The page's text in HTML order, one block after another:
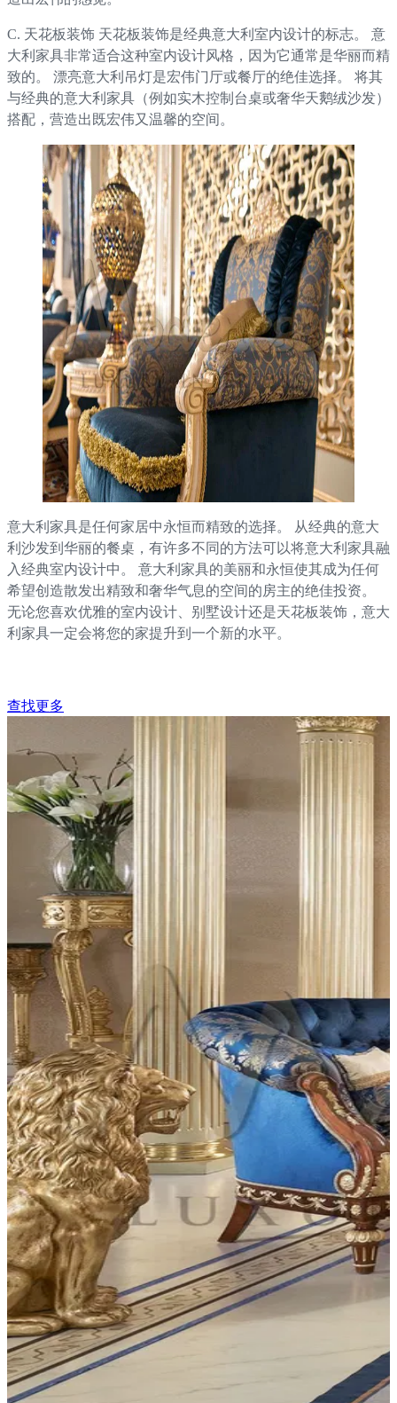
C. 天花板装饰 天花板装饰是经典意大利室内设计的标志。 意
大利家具非常适合这种室内设计风格，因为它通常是华丽而精
致的。 漂亮意大利吊灯是宏伟门厅或餐厅的绝佳选择。 将其
与经典的意大利家具（例如实木控制台桌或奢华天鹅绒沙发）
搭配，营造出既宏伟又温馨的空间。
意大利家具是任何家居中永恒而精致的选择。 从经典的意大
利沙发到华丽的餐桌，有许多不同的方法可以将意大利家具融
入经典室内设计中。 意大利家具的美丽和永恒使其成为任何
希望创造散发出精致和奢华气息的空间的房主的绝佳投资。
无论您喜欢优雅的室内设计、别墅设计还是天花板装饰，意大
利家具一定会将您的家提升到一个新的水平。
查找更多